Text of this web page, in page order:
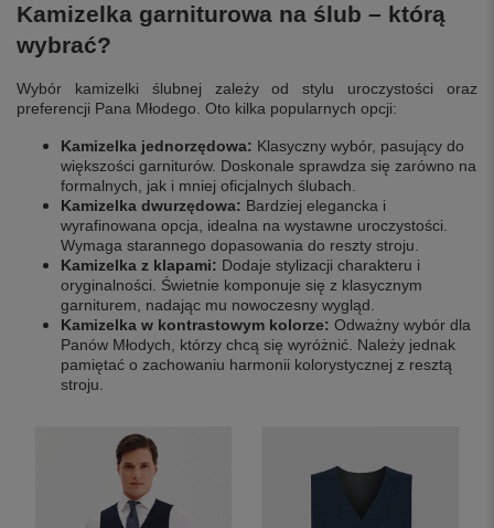
Kamizelka garniturowa na ślub – którą
wybrać?
Wybór kamizelki ślubnej zależy od stylu uroczystości oraz
preferencji Pana Młodego. Oto kilka popularnych opcji:
Kamizelka jednorzędowa: Klasyczny wybór, pasujący do
większości garniturów. Doskonale sprawdza się zarówno na
formalnych, jak i mniej oficjalnych ślubach.
Kamizelka dwurzędowa: Bardziej elegancka i
wyrafinowana opcja, idealna na wystawne uroczystości.
Wymaga starannego dopasowania do reszty stroju.
Kamizelka z klapami: Dodaje stylizacji charakteru i
oryginalności. Świetnie komponuje się z klasycznym
garniturem, nadając mu nowoczesny wygląd.
Kamizelka w kontrastowym kolorze: Odważny wybór dla
Panów Młodych, którzy chcą się wyróżnić. Należy jednak
pamiętać o zachowaniu harmonii kolorystycznej z resztą
stroju.